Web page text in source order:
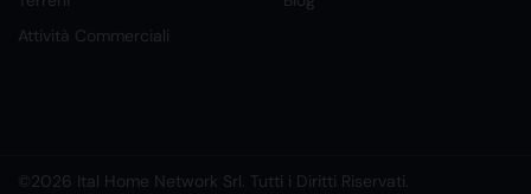
Attività Commerciali
©2026 Ital Home Network Srl. Tutti i Diritti Riservati.